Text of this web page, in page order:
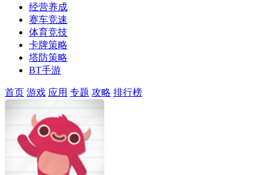
经营养成
赛车竞速
体育竞技
卡牌策略
塔防策略
BT手游
首页 游戏 应用 专题 攻略 排行榜